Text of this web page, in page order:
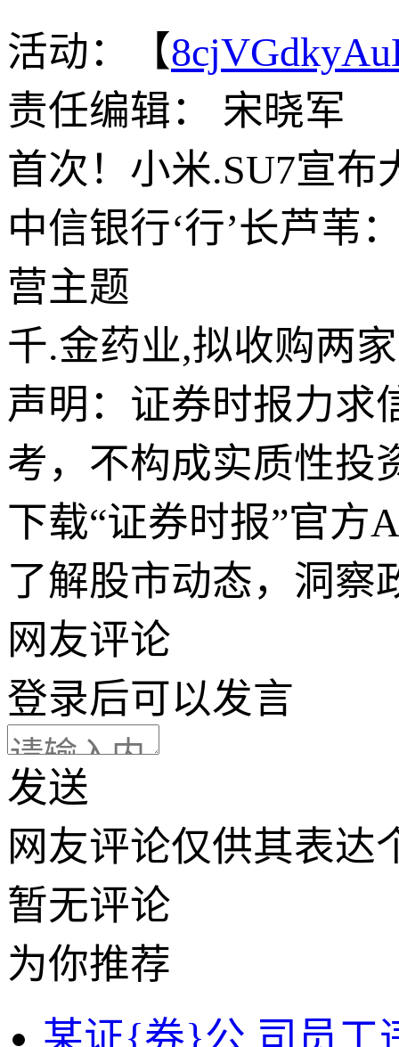
活动：【
责任编辑： 宋晓军
首次！小米.SU7宣布
中信银行‘行’长芦苇
营主题
千.金药业,拟收购两
声明：证券时报力求
考，不构成实质性投
下载“证券时报”官方
了解股市动态，洞察
网友评论
登录后可以发言
发送
网友评论仅供其表达
暂无评论
为你推荐
某证{券}公,司员工